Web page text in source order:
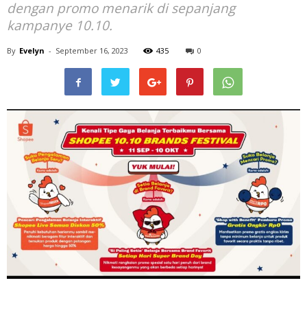
dengan promo menarik di sepanjang
kampanye 10.10.
By Evelyn - September 16, 2023 435 0